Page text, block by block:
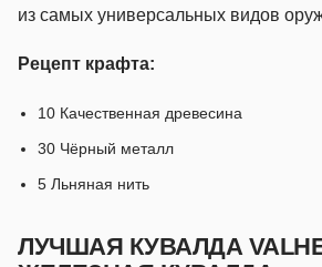
из самых универсальных видов
Рецепт крафта:
10 Качественная древесина
30 Чёрный металл
5 Льняная нить
ЛУЧШАЯ КУВАЛДА